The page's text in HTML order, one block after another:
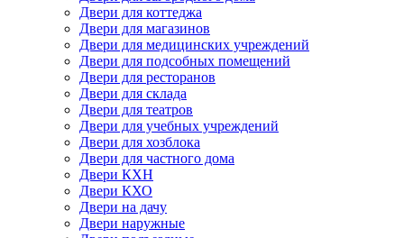
Двери для коттеджа
Двери для магазинов
Двери для медицинских учреждений
Двери для подсобных помещений
Двери для ресторанов
Двери для склада
Двери для театров
Двери для учебных учреждений
Двери для хозблока
Двери для частного дома
Двери КХН
Двери КХО
Двери на дачу
Двери наружные